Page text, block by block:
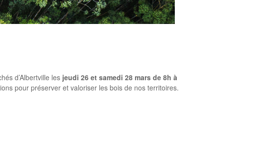
d’Albertville les jeudi 26 et samedi 28 mars de 8h à
pour préserver et valoriser les bois de nos territoires.